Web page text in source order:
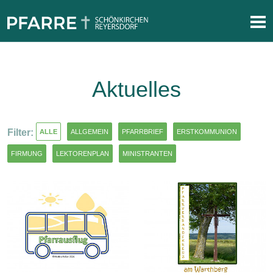
Aktuelles
Filter: ALLE ALLGEMEIN PFARRBRIEF ERSTKOMMUNION
FIRMUNG LEKTORENPLAN MINISTRANTEN